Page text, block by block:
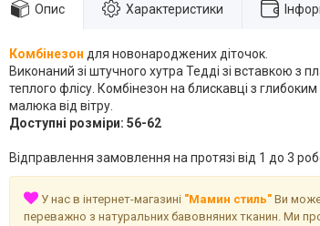
Опис Характеристики
Комбінезон для новонароджених діточок.
Виконаний зі штучного хутра Тедді зі вставкою з
теплого флісу. Комбінезон на блискавці з
малюка від вітру.
Доступні розміри: 56-62
Відправлення замовлення на протязі від 1 до 3
У нас в інтернет-магазині "Мамин стиль" Ви
переважно з натуральних бавовняних тканин. Ми